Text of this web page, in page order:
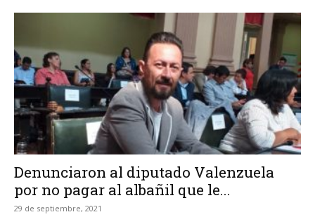
Denunciaron al diputado Valenzuela
por no pagar al albañil que le...
29 de septiembre, 2021